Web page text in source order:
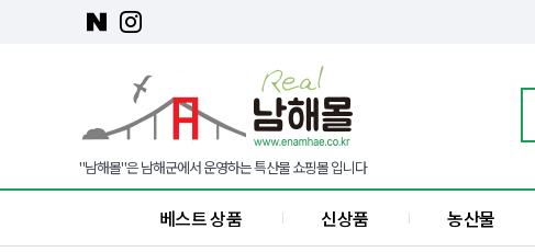
"남해몰"은 남해군에서 운영하는 특산물 쇼핑몰 입니다
베스트 상품 신상품 농산물